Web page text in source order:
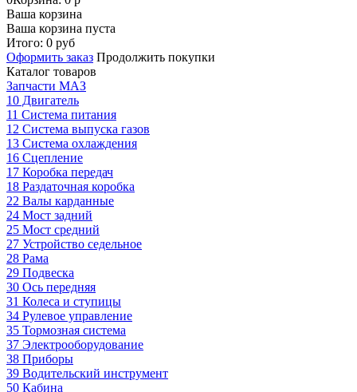
Ваша корзина
Ваша корзина пуста
Итого: 0 руб
Оформить заказ Продолжить покупки
Каталог товаров
Запчасти МАЗ
10 Двигатель
11 Система питания
12 Система выпуска газов
13 Система охлаждения
16 Сцепление
17 Коробка передач
18 Раздаточная коробка
22 Валы карданные
24 Мост задний
25 Мост средний
27 Устройство седельное
28 Рама
29 Подвеска
30 Ось передняя
31 Колеса и ступицы
34 Рулевое управление
35 Тормозная система
37 Электрооборудование
38 Приборы
39 Водительский инструмент
50 Кабина